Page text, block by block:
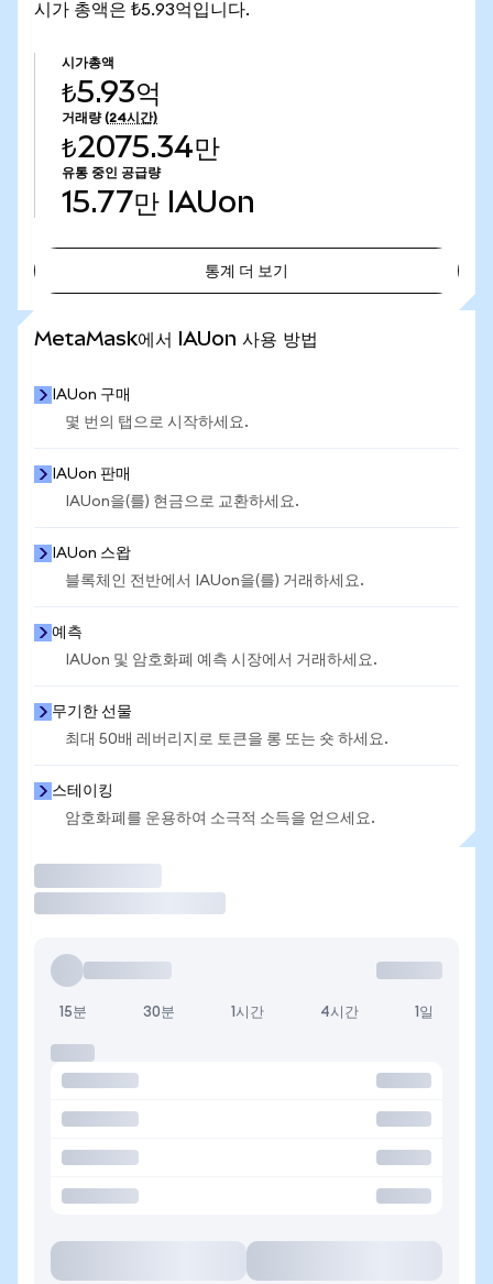
시가 총액은 ₺5.93억입니다.
시가총액
₺5.93억
거래량 (24시간)
₺2075.34만
유통 중인 공급량
15.77만 IAUon
통계 더 보기
MetaMask에서 IAUon 사용 방법
IAUon 구매
몇 번의 탭으로 시작하세요.
IAUon 판매
IAUon을(를) 현금으로 교환하세요.
IAUon 스왑
블록체인 전반에서 IAUon을(를) 거래하세요.
예측
IAUon 및 암호화폐 예측 시장에서 거래하세요.
무기한 선물
최대 50배 레버리지로 토큰을 롱 또는 숏 하세요.
스테이킹
암호화폐를 운용하여 소극적 소득을 얻으세요.
15분 30분 1시간 4시간 1일